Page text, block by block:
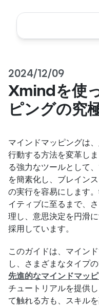
2024/12/09
Xmindを使
ピングの究
マインドマッピングは
行動する方法を変革し
る強力なツールとして
を簡素化し、ブレイン
の実行を容易にします
イティブに至るまで、
理し、意思決定を円滑
採用しています。
このガイドは、マイン
し、さまざまなタイプ
先進的なマインドマッ
チュートリアルを提供
て触れる方も、スキル